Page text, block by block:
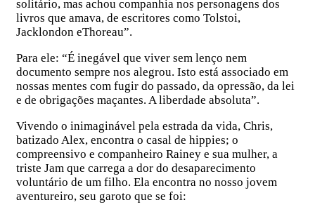
solitário, mas achou companhia nos personagens dos
livros que amava, de escritores como Tolstoi,
Jacklondon eThoreau”.
Para ele: “É inegável que viver sem lenço nem
documento sempre nos alegrou. Isto está associado em
nossas mentes com fugir do passado, da opressão, da lei
e de obrigações maçantes. A liberdade absoluta”.
Vivendo o inimaginável pela estrada da vida, Chris,
batizado Alex, encontra o casal de hippies; o
compreensivo e companheiro Rainey e sua mulher, a
triste Jam que carrega a dor do desaparecimento
voluntário de um filho. Ela encontra no nosso jovem
aventureiro, seu garoto que se foi: